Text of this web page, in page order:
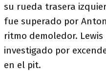
su rueda trasera
fue superado por
ritmo demoledor.
investigado por
en el pit.